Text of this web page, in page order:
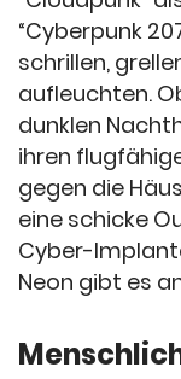
“Cyberpunk
schrillen,
aufleuchten.
dunklen
ihren
gegen die
eine schicke
Cyber-
Neon gibt es